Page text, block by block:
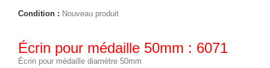
Condition : Nouveau produit
Écrin pour médaille 50mm : 6071
Écrin pour médaille diamètre 50mm